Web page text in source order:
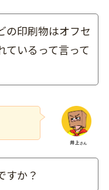
の印刷物はオフセ
ているって言って
すか？